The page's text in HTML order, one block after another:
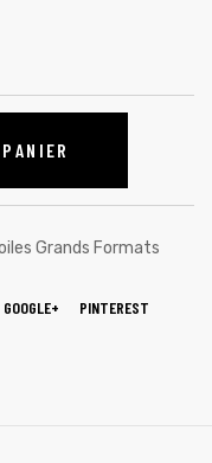
Grands Formats
GOOGLE+
PINTEREST